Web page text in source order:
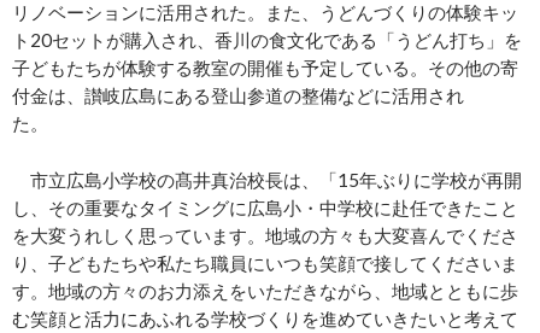
リノベーションに活用された。また、うどんづくりの体験キッ
ト20セットが購入され、香川の食文化である「うどん打ち」を
子どもたちが体験する教室の開催も予定している。その他の寄
付金は、讃岐広島にある登山参道の整備などに活用され
た。
市立広島小学校の髙井真治校長は、「15年ぶりに学校が再開
し、その重要なタイミングに広島小・中学校に赴任できたこと
を大変うれしく思っています。地域の方々も大変喜んでくださ
り、子どもたちや私たち職員にいつも笑顔で接してくださいま
す。地域の方々のお力添えをいただきながら、地域とともに歩
む笑顔と活力にあふれる学校づくりを進めていきたいと考えて